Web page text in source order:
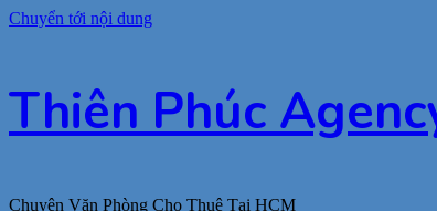
Chuyển tới nội dung
Thiên Phúc
Chuyên Văn Phòng Cho Thuê Tại HCM